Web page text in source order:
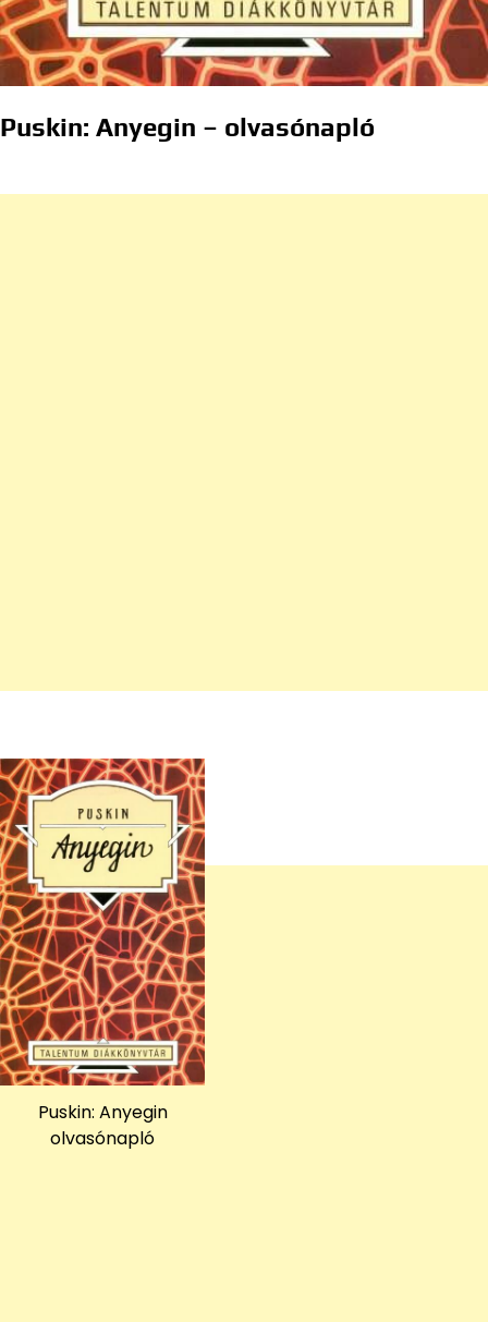
Puskin: Anyegin – olvasónapló
Puskin: Anyegin
olvasónapló